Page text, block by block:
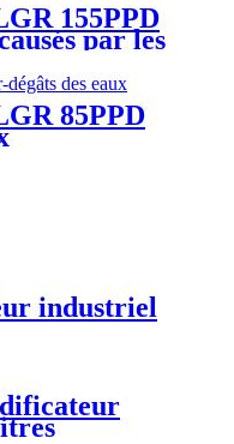
155PPD
par les
85PPD
industriel